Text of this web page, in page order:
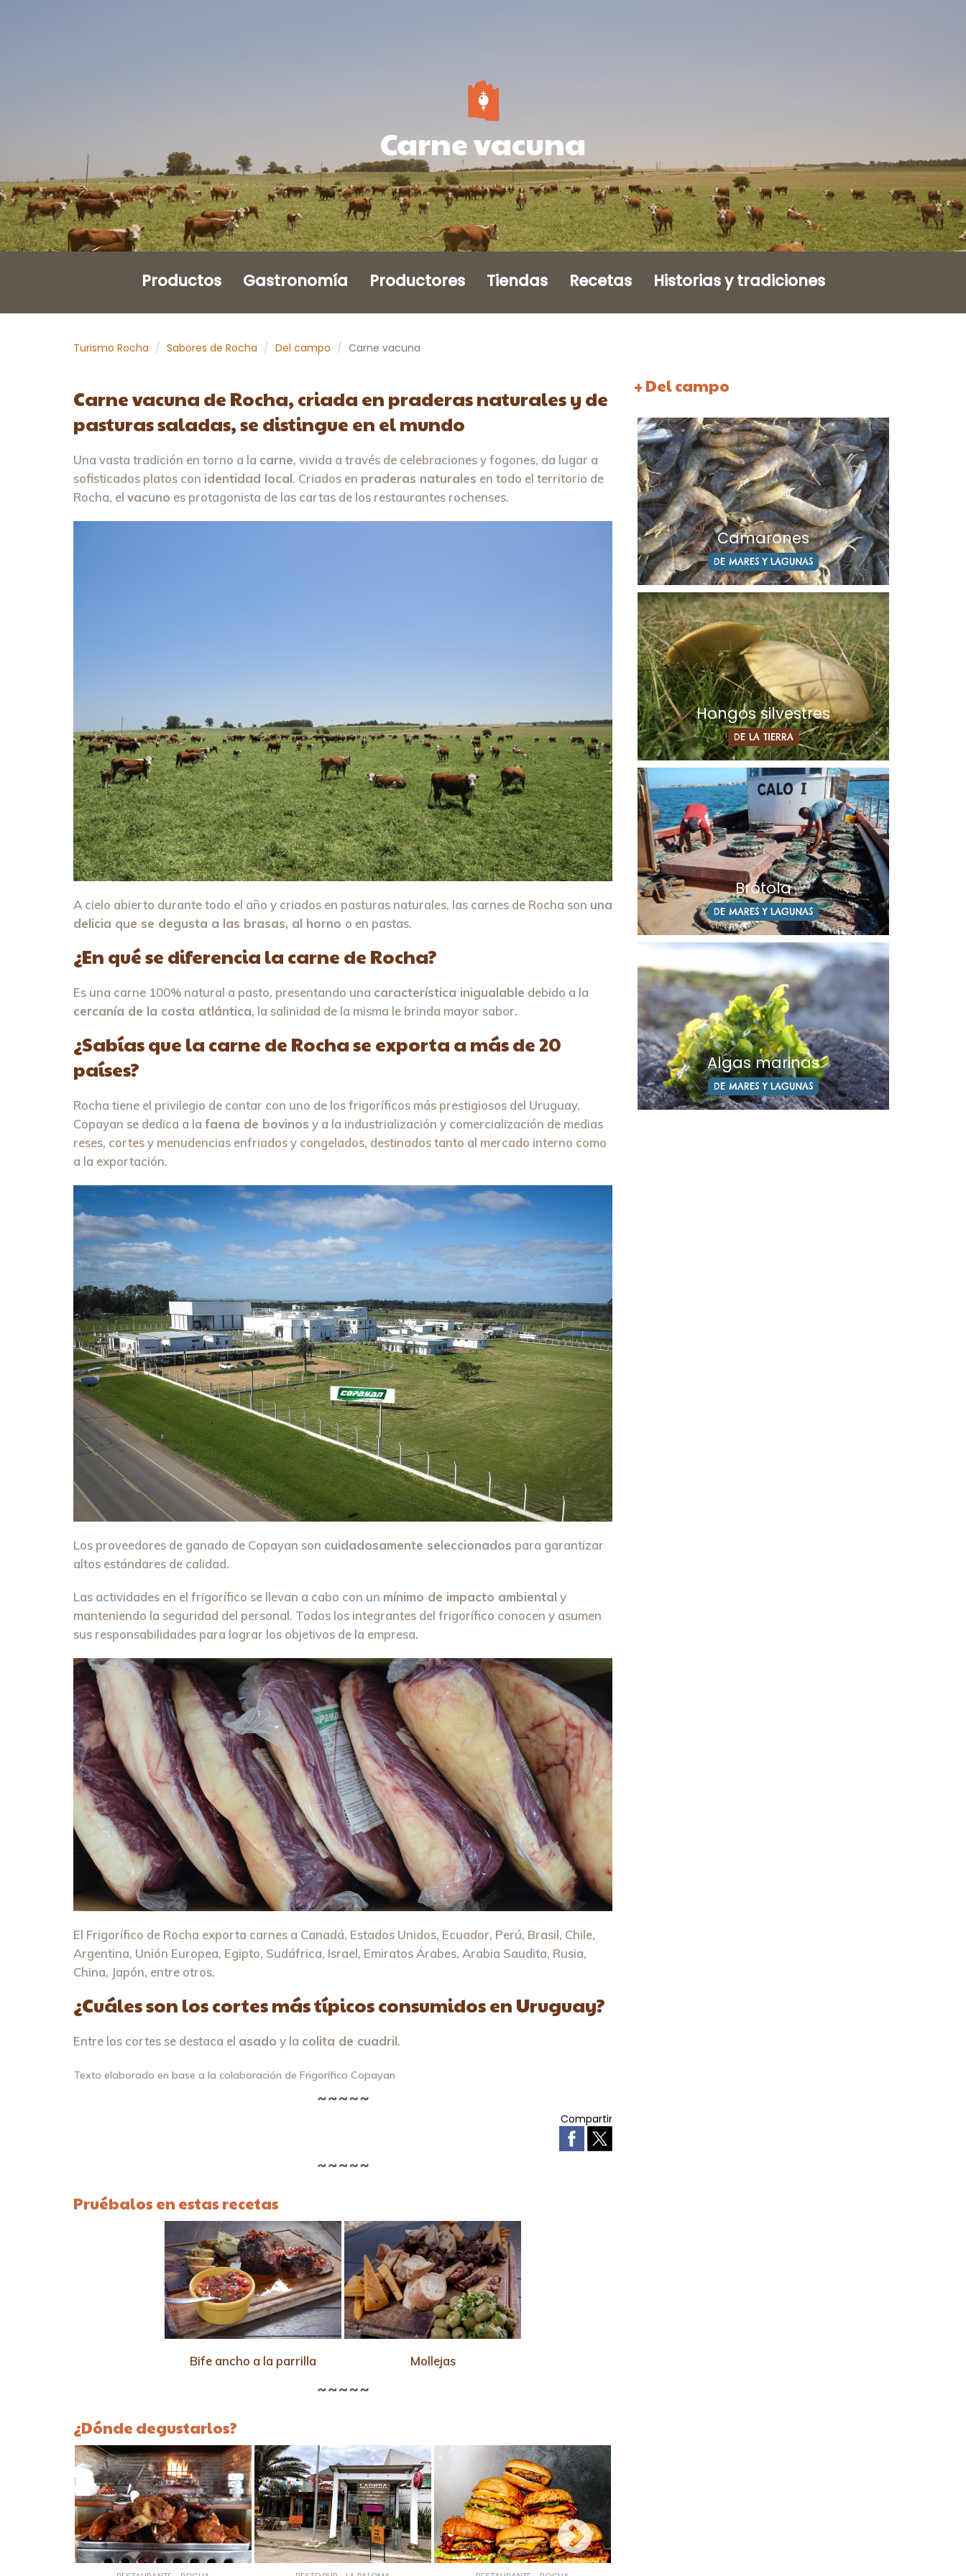
Carne vacuna
Productos Gastronomía Productores Tiendas Recetas Historias y tradiciones
Turismo Rocha Sabores de Rocha Del campo Carne vacuna
Carne vacuna de Rocha, criada en praderas naturales y de
pasturas saladas, se distingue en el mundo
Una vasta tradición en torno a la carne, vivida a través de celebraciones y fogones, da lugar a
sofisticados platos con identidad local. Criados en praderas naturales en todo el territorio de
Rocha, el vacuno es protagonista de las cartas de los restaurantes rochenses.
A cielo abierto durante todo el año y criados en pasturas naturales, las carnes de Rocha son una
delicia que se degusta a las brasas, al horno o en pastas.
¿En qué se diferencia la carne de Rocha?
Es una carne 100% natural a pasto, presentando una característica inigualable debido a la
cercanía de la costa atlántica, la salinidad de la misma le brinda mayor sabor.
¿Sabías que la carne de Rocha se exporta a más de 20
países?
Rocha tiene el privilegio de contar con uno de los frigoríficos más prestigiosos del Uruguay.
Copayan se dedica a la faena de bovinos y a la industrialización y comercialización de medias
reses, cortes y menudencias enfriados y congelados, destinados tanto al mercado interno como
a la exportación.
Los proveedores de ganado de Copayan son cuidadosamente seleccionados para garantizar
altos estándares de calidad.
Las actividades en el frigorífico se llevan a cabo con un mínimo de impacto ambiental y
manteniendo la seguridad del personal. Todos los integrantes del frigorífico conocen y asumen
sus responsabilidades para lograr los objetivos de la empresa.
El Frigorífico de Rocha exporta carnes a Canadá, Estados Unidos, Ecuador, Perú, Brasil, Chile,
Argentina, Unión Europea, Egipto, Sudáfrica, Israel, Emiratos Árabes, Arabia Saudita, Rusia,
China, Japón, entre otros.
¿Cuáles son los cortes más típicos consumidos en Uruguay?
Entre los cortes se destaca el asado y la colita de cuadril.
Texto elaborado en base a la colaboración de Frigorífico Copayan
Compartir
Pruébalos en estas recetas
Bife ancho a la parrilla Mollejas
¿Dónde degustarlos?
+ Del campo
Camarones
DE MARES Y LAGUNAS
Hongos silvestres
DE LA TIERRA
Brótola
DE MARES Y LAGUNAS
Algas marinas
DE MARES Y LAGUNAS